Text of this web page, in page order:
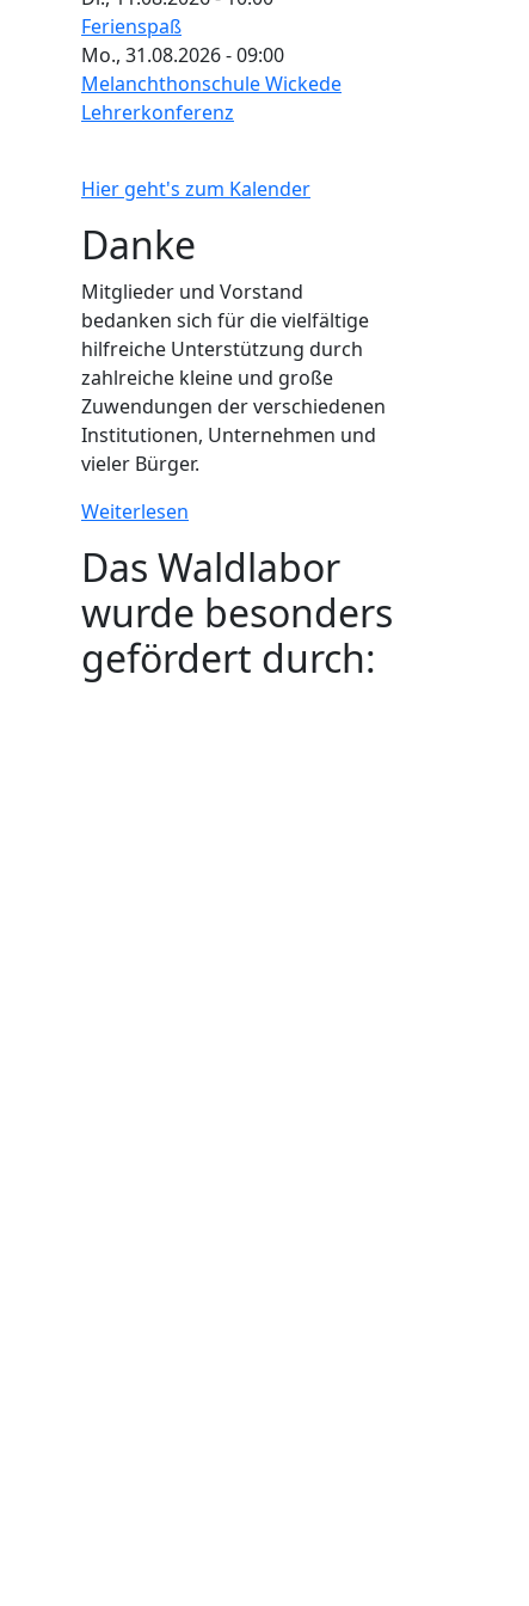
Ferienspaß
Mo., 31.08.2026 - 09:00
Melanchthonschule Wickede
Lehrerkonferenz
Hier geht's zum Kalender
Danke
Mitglieder und Vorstand
bedanken sich für die vielfältige
hilfreiche Unterstützung durch
zahlreiche kleine und große
Zuwendungen der verschiedenen
Institutionen, Unternehmen und
vieler Bürger.
Weiterlesen
Das Waldlabor
wurde besonders
gefördert durch: